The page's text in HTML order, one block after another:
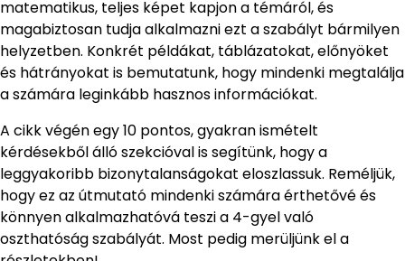
matematikus, teljes képet kapjon a témáról, és
magabiztosan tudja alkalmazni ezt a szabályt bármilyen
helyzetben. Konkrét példákat, táblázatokat, előnyöket
és hátrányokat is bemutatunk, hogy mindenki megtalálja
a számára leginkább hasznos információkat.
A cikk végén egy 10 pontos, gyakran ismételt
kérdésekből álló szekcióval is segítünk, hogy a
leggyakoribb bizonytalanságokat eloszlassuk. Reméljük,
hogy ez az útmutató mindenki számára érthetővé és
könnyen alkalmazhatóvá teszi a 4-gyel való
oszthatóság szabályát. Most pedig merüljünk el a